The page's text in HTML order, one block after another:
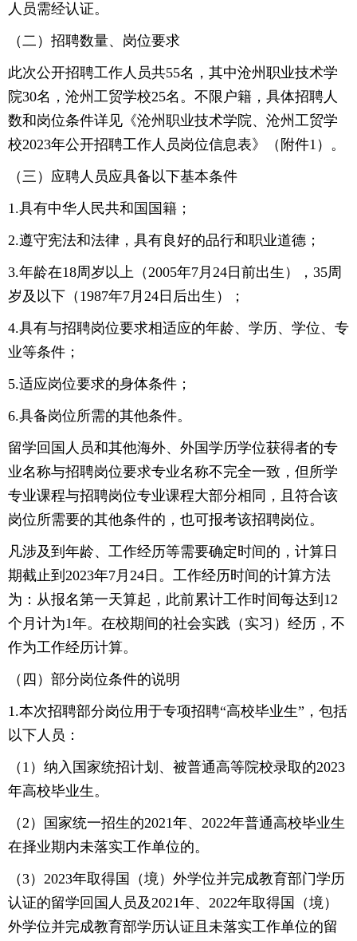
人员需经认证。
（二）招聘数量、岗位要求
此次公开招聘工作人员共55名，其中沧州职业技术学
院30名，沧州工贸学校25名。不限户籍，具体招聘人
数和岗位条件详见《沧州职业技术学院、沧州工贸学
校2023年公开招聘工作人员岗位信息表》（附件1）。
（三）应聘人员应具备以下基本条件
1.具有中华人民共和国国籍；
2.遵守宪法和法律，具有良好的品行和职业道德；
3.年龄在18周岁以上（2005年7月24日前出生），35周
岁及以下（1987年7月24日后出生）；
4.具有与招聘岗位要求相适应的年龄、学历、学位、专
业等条件；
5.适应岗位要求的身体条件；
6.具备岗位所需的其他条件。
留学回国人员和其他海外、外国学历学位获得者的专
业名称与招聘岗位要求专业名称不完全一致，但所学
专业课程与招聘岗位专业课程大部分相同，且符合该
岗位所需要的其他条件的，也可报考该招聘岗位。
凡涉及到年龄、工作经历等需要确定时间的，计算日
期截止到2023年7月24日。工作经历时间的计算方法
为：从报名第一天算起，此前累计工作时间每达到12
个月计为1年。在校期间的社会实践（实习）经历，不
作为工作经历计算。
（四）部分岗位条件的说明
1.本次招聘部分岗位用于专项招聘“高校毕业生”，包括
以下人员：
（1）纳入国家统招计划、被普通高等院校录取的2023
年高校毕业生。
（2）国家统一招生的2021年、2022年普通高校毕业生
在择业期内未落实工作单位的。
（3）2023年取得国（境）外学位并完成教育部门学历
认证的留学回国人员及2021年、2022年取得国（境）
外学位并完成教育部学历认证且未落实工作单位的留